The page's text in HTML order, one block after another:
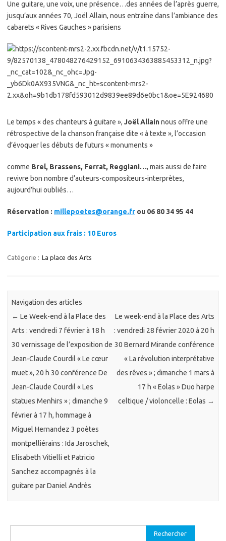
Une guitare, une voix, une présence…des années de l’après guerre,
jusqu’aux années 70, Joël Allain, nous entraîne dans l’ambiance des
cabarets « Rives Gauches » parisiens
Le temps « des chanteurs à guitare », Joël Allainnous offre une
rétrospective de la chanson française dite « à texte », l’occasion
d’évoquer les débuts de futurs « monuments »
comme Brel, Brassens, Ferrat, Reggiani…, mais aussi de faire
revivre bon nombre d’auteurs-compositeurs-interprètes,
aujourd’hui oubliés…
Réservation : millepoetes@orange.fr ou 06 80 34 95 44
Participation aux frais : 10 Euros
Catégorie : La place des Arts
Navigation des articles
← Le Week-end à la Place des
Arts : vendredi 7 février à 18 h
30 vernissage de l’exposition de
Jean-Claude Courdil « Le cœur
muet », 20 h 30 conférence De
Jean-Claude Courdil « Les
statues Menhirs » ; dimanche 9
février à 17 h, hommage à
Miguel Hernandez 3 poètes
montpelliérains : Ida Jaroschek,
Elisabeth Vitielli et Patricio
Sanchez accompagnés à la
guitare par Daniel Andrès
Le week-end à la Place des Arts
: vendredi 28 février 2020 à 20 h
30 Bernard Mirande conférence
« La révolution interprétative
des rêves » ; dimanche 1 mars à
17 h « Eolas » Duo harpe
celtique / violoncelle : Eolas →